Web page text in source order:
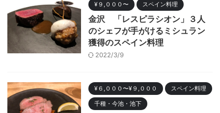
¥９,０００〜 スペイン料理
金沢 「レスピラシオン」３人
のシェフが手がけるミシュラン
獲得のスペイン料理
2022/3/9
¥６,０００〜¥９,０００ スペイン料理
千種・今池・池下